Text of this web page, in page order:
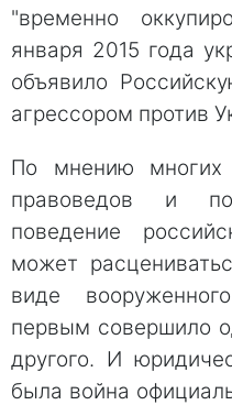
"временно
января 2015 года
объявило
агрессором против
По мнению многих
правоведов и
поведение
может
виде
первым совершило
другого. И
была война